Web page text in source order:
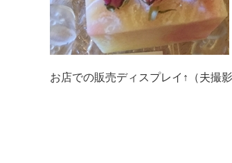
お店での販売ディスプレイ↑（夫撮影